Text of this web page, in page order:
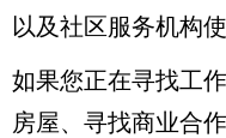
以及社区服务机构
如果您正在寻找工
房屋、寻找商业合